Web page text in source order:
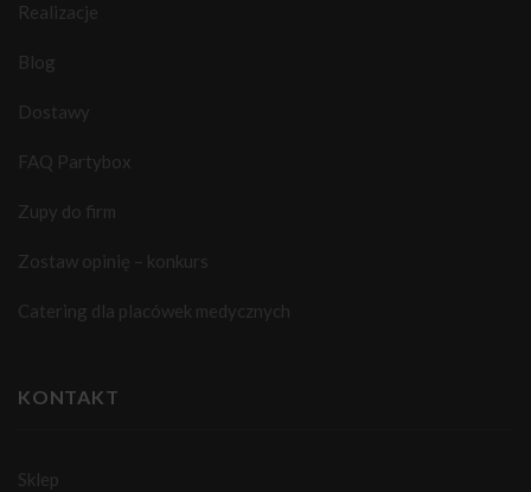
Realizacje
Blog
Dostawy
FAQ Partybox
Zupy do firm
Zostaw opinię – konkurs
Catering dla placówek medycznych
KONTAKT
Sklep